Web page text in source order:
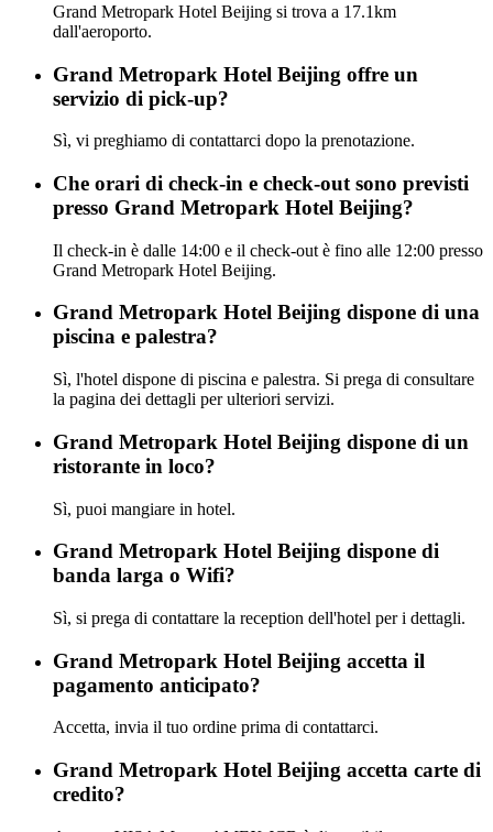
Grand Metropark Hotel Beijing si trova a 17.1km
dall'aeroporto.
Grand Metropark Hotel Beijing offre un
servizio di pick-up?
Sì, vi preghiamo di contattarci dopo la prenotazione.
Che orari di check-in e check-out sono previsti
presso Grand Metropark Hotel Beijing?
Il check-in è dalle 14:00 e il check-out è fino alle 12:00 presso
Grand Metropark Hotel Beijing.
Grand Metropark Hotel Beijing dispone di una
piscina e palestra?
Sì, l'hotel dispone di piscina e palestra. Si prega di consultare
la pagina dei dettagli per ulteriori servizi.
Grand Metropark Hotel Beijing dispone di un
ristorante in loco?
Sì, puoi mangiare in hotel.
Grand Metropark Hotel Beijing dispone di
banda larga o Wifi?
Sì, si prega di contattare la reception dell'hotel per i dettagli.
Grand Metropark Hotel Beijing accetta il
pagamento anticipato?
Accetta, invia il tuo ordine prima di contattarci.
Grand Metropark Hotel Beijing accetta carte di
credito?